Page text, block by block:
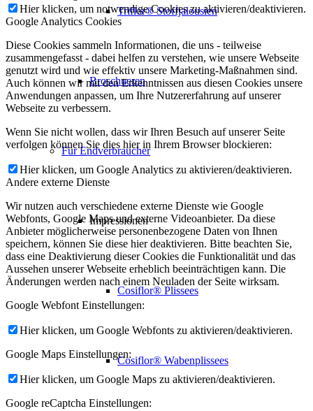
Triflor® Stoffjalousien
Broschueren
Für Endverbraucher
Impressionen
Cosiflor® Plissees
Cosiflor® Wabenplissees
Hier klicken, um notwendige Cookies zu aktivieren/deaktivieren.
Google Analytics Cookies
Diese Cookies sammeln Informationen, die uns - teilweise
zusammengefasst - dabei helfen zu verstehen, wie unsere Webseite
genutzt wird und wie effektiv unsere Marketing-Maßnahmen sind.
Auch können wir mit den Erkenntnissen aus diesen Cookies unsere
Anwendungen anpassen, um Ihre Nutzererfahrung auf unserer
Webseite zu verbessern.
Wenn Sie nicht wollen, dass wir Ihren Besuch auf unserer Seite
verfolgen können Sie dies hier in Ihrem Browser blockieren:
Hier klicken, um Google Analytics zu aktivieren/deaktivieren.
Andere externe Dienste
Wir nutzen auch verschiedene externe Dienste wie Google
Webfonts, Google Maps und externe Videoanbieter. Da diese
Anbieter möglicherweise personenbezogene Daten von Ihnen
speichern, können Sie diese hier deaktivieren. Bitte beachten Sie,
dass eine Deaktivierung dieser Cookies die Funktionalität und das
Aussehen unserer Webseite erheblich beeinträchtigen kann. Die
Änderungen werden nach einem Neuladen der Seite wirksam.
Google Webfont Einstellungen:
Hier klicken, um Google Webfonts zu aktivieren/deaktivieren.
Google Maps Einstellungen:
Hier klicken, um Google Maps zu aktivieren/deaktivieren.
Google reCaptcha Einstellungen: